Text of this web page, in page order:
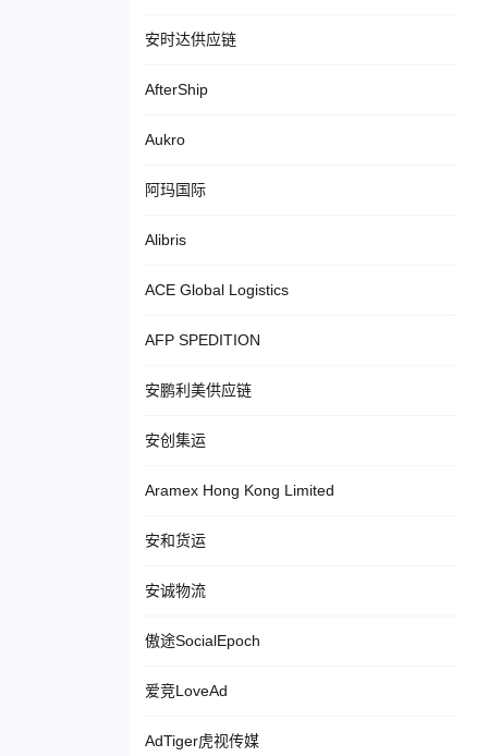
安时达供应链
AfterShip
Aukro
阿玛国际
Alibris
ACE Global Logistics
AFP SPEDITION
安鹏利美供应链
安创集运
Aramex Hong Kong Limited
安和货运
安诚物流
傲途SocialEpoch
爱竞LoveAd
AdTiger虎视传媒